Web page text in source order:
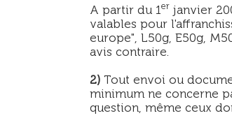
A partir du 1 er janvier
valables pour
europe", L50g, E50g,
avis contraire.
2) Tout envoi ou
minimum ne concerne
question, même ceux